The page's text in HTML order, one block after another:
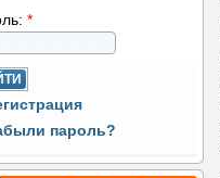
*
пароль?